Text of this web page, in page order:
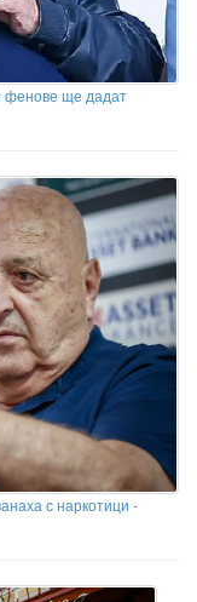
фенове ще дадат
с наркотици -